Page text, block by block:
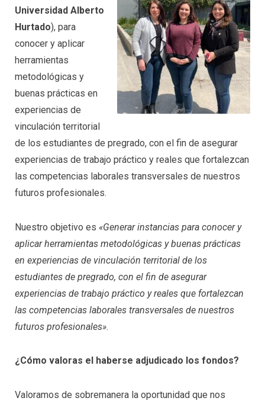
Universidad Alberto
Hurtado), para
conocer y aplicar
herramientas
metodológicas y
buenas prácticas en
experiencias de
vinculación territorial
de los estudiantes de pregrado, con el fin de asegurar
experiencias de trabajo práctico y reales que fortalezcan
las competencias laborales transversales de nuestros
futuros profesionales.
Nuestro objetivo es «Generar instancias para conocer y
aplicar herramientas metodológicas y buenas prácticas
en experiencias de vinculación territorial de los
estudiantes de pregrado, con el fin de asegurar
experiencias de trabajo práctico y reales que fortalezcan
las competencias laborales transversales de nuestros
futuros profesionales».
¿Cómo valoras el haberse adjudicado los fondos?
Valoramos de sobremanera la oportunidad que nos